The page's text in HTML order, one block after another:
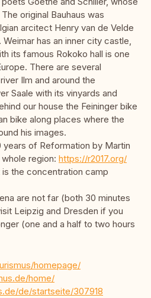
original Bauhaus was
arcitect Henry van de Velde
has an inner city castle,
its famous Rokoko hall is one
There are several
Ilm and around the
Saale with its vinyards and
our house the Feininger bike
bike along places where the
his images.
years of Reformation by Martin
region: https://r2017.org/
the concentration camp
are not far (both 30 minutes
Leipzig and Dresden if you
(one and a half to two hours
homepage/
home/
de/startseite/307918